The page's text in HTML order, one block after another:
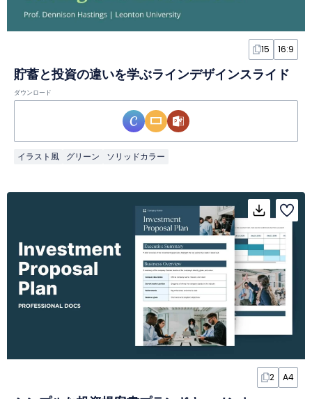
15 16:9
貯蓄と投資の違いを学ぶラインデザインスライド
ダウンロード
イラスト風 グリーン ソリッドカラー
2 A4